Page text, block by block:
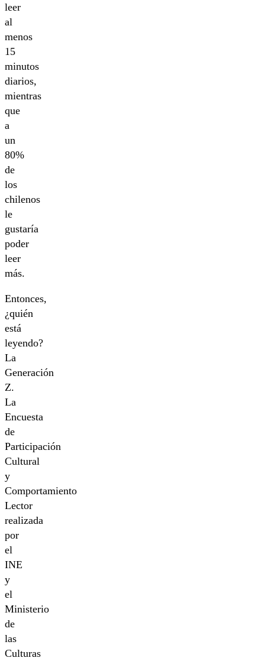
leer
al
menos
15
minutos
diarios,
mientras
que
a
un
80%
de
los
chilenos
le
gustaría
poder
leer
más.
Entonces,
¿quién
está
leyendo?
La
Generación
Z.
La
Encuesta
de
Participación
Cultural
y
Comportamiento
Lector
realizada
por
el
INE
y
el
Ministerio
de
las
Culturas